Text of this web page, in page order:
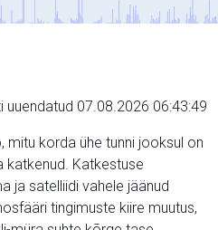
uuendatud 07.08.2026 06:43:49
mitu korda ühe tunni jooksul on
katkenud. Katkestuse
ja satelliidi vahele jäänud
tingimuste kiire muutus,